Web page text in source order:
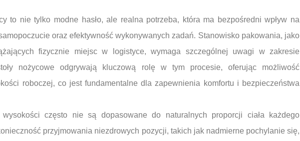
to nie tylko modne hasło, ale realna potrzeba, która ma bezpośredni wpływ na
oraz efektywność wykonywanych zadań. Stanowisko pakowania, jako
fizycznie miejsc w logistyce, wymaga szczególnej uwagi w zakresie
nożycowe odgrywają kluczową rolę w tym procesie, oferując możliwość
roboczej, co jest fundamentalne dla zapewnienia komfortu i bezpieczeństwa
wysokości często nie są dopasowane do naturalnych proporcji ciała każdego
przyjmowania niezdrowych pozycji, takich jak nadmierne pochylanie się,